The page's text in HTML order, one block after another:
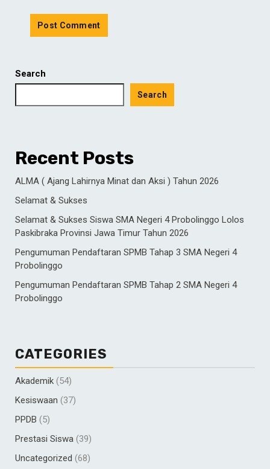
Search
Search
Recent Posts
ALMA ( Ajang Lahirnya Minat dan Aksi ) Tahun 2026
Selamat & Sukses
Selamat & Sukses Siswa SMA Negeri 4 Probolinggo Lolos
Paskibraka Provinsi Jawa Timur Tahun 2026
Pengumuman Pendaftaran SPMB Tahap 3 SMA Negeri 4
Probolinggo
Pengumuman Pendaftaran SPMB Tahap 2 SMA Negeri 4
Probolinggo
CATEGORIES
Akademik (54)
Kesiswaan (37)
PPDB (5)
Prestasi Siswa (39)
Uncategorized (68)